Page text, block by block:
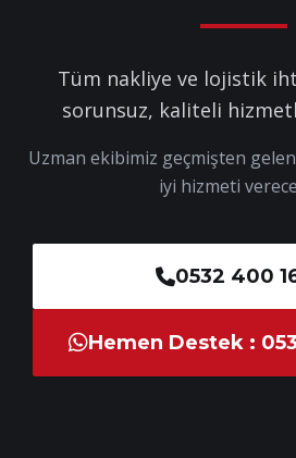
Tüm nakliye ve lojistik
sorunsuz, kaliteli
Uzman ekibimiz geçmişten
iyi hizmeti
0532 400
Hemen Destek :